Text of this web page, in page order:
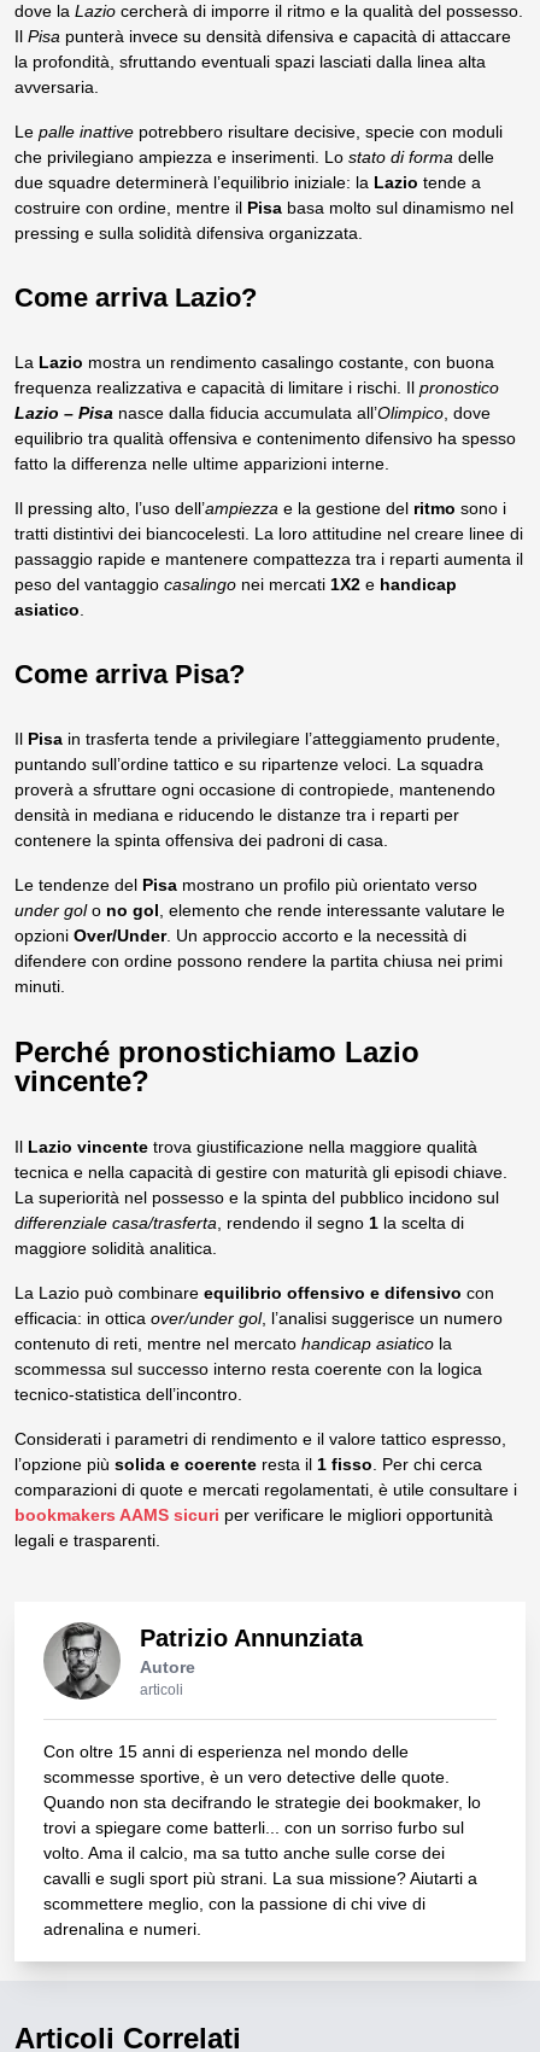
dove la Lazio cercherà di imporre il ritmo e la qualità del possesso.
Il Pisa punterà invece su densità difensiva e capacità di attaccare
la profondità, sfruttando eventuali spazi lasciati dalla linea alta
avversaria.
Le palle inattive potrebbero risultare decisive, specie con moduli
che privilegiano ampiezza e inserimenti. Lo stato di forma delle
due squadre determinerà l’equilibrio iniziale: la Lazio tende a
costruire con ordine, mentre il Pisa basa molto sul dinamismo nel
pressing e sulla solidità difensiva organizzata.
Come arriva Lazio?
La Lazio mostra un rendimento casalingo costante, con buona
frequenza realizzativa e capacità di limitare i rischi. Il pronostico
Lazio – Pisa nasce dalla fiducia accumulata all’Olimpico, dove
equilibrio tra qualità offensiva e contenimento difensivo ha spesso
fatto la differenza nelle ultime apparizioni interne.
Il pressing alto, l’uso dell’ampiezza e la gestione del ritmo sono i
tratti distintivi dei biancocelesti. La loro attitudine nel creare linee di
passaggio rapide e mantenere compattezza tra i reparti aumenta il
peso del vantaggio casalingo nei mercati 1X2 e handicap
asiatico.
Come arriva Pisa?
Il Pisa in trasferta tende a privilegiare l’atteggiamento prudente,
puntando sull’ordine tattico e su ripartenze veloci. La squadra
proverà a sfruttare ogni occasione di contropiede, mantenendo
densità in mediana e riducendo le distanze tra i reparti per
contenere la spinta offensiva dei padroni di casa.
Le tendenze del Pisa mostrano un profilo più orientato verso
under golo no gol, elemento che rende interessante valutare le
opzioni Over/Under. Un approccio accorto e la necessità di
difendere con ordine possono rendere la partita chiusa nei primi
minuti.
Perché pronostichiamo Lazio
vincente?
Il Lazio vincente trova giustificazione nella maggiore qualità
tecnica e nella capacità di gestire con maturità gli episodi chiave.
La superiorità nel possesso e la spinta del pubblico incidono sul
differenziale casa/trasferta, rendendo il segno 1 la scelta di
maggiore solidità analitica.
La Lazio può combinare equilibrio offensivo e difensivo con
efficacia: in ottica over/under gol, l’analisi suggerisce un numero
contenuto di reti, mentre nel mercato handicap asiatico la
scommessa sul successo interno resta coerente con la logica
tecnico-statistica dell’incontro.
Considerati i parametri di rendimento e il valore tattico espresso,
l’opzione più solida e coerente resta il 1 fisso. Per chi cerca
comparazioni di quote e mercati regolamentati, è utile consultare i
bookmakers AAMS sicuri per verificare le migliori opportunità
legali e trasparenti.
Patrizio Annunziata
Autore
articoli
Con oltre 15 anni di esperienza nel mondo delle
scommesse sportive, è un vero detective delle quote.
Quando non sta decifrando le strategie dei bookmaker, lo
trovi a spiegare come batterli... con un sorriso furbo sul
volto. Ama il calcio, ma sa tutto anche sulle corse dei
cavalli e sugli sport più strani. La sua missione? Aiutarti a
scommettere meglio, con la passione di chi vive di
adrenalina e numeri.
Articoli Correlati